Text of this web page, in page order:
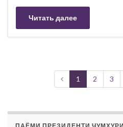
Читать далее
1 2 3